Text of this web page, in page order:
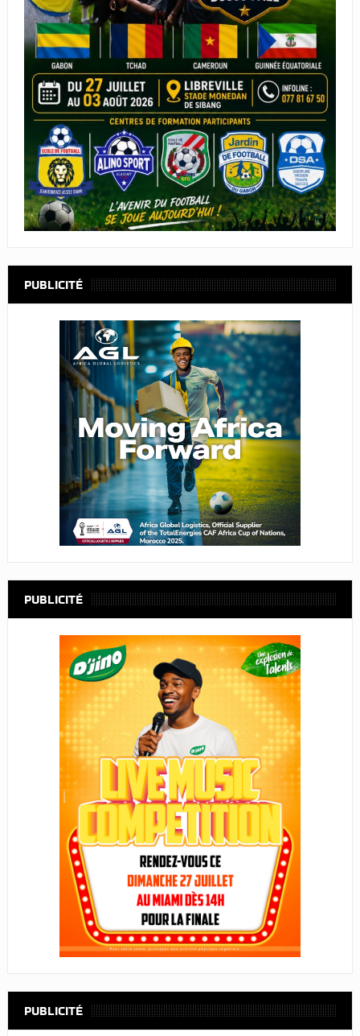
PUBLICITÉ
PUBLICITÉ
PUBLICITÉ